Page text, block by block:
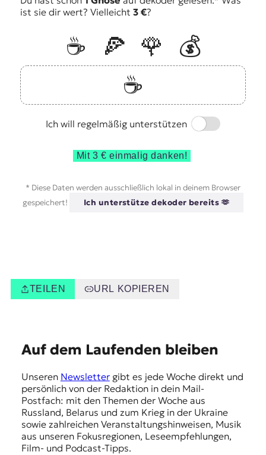
ist sie dir wert? Vielleicht 3 €?
☕️ 🍕 🌹
💰
☕️
Ich will regelmäßig unterstützen
Switch
Mit 3 € einmalig danken!
* Diese Daten werden ausschließlich lokal in deinem Browser
gespeichert!
Ich unterstütze dekoder bereits 🫶
TEILEN URL KOPIEREN
Auf dem Laufenden bleiben
Unseren Newslettergibt es jede Woche direkt und
persönlich von der Redaktion in dein Mail-
Postfach: mit den Themen der Woche aus
Russland, Belarus und zum Krieg in der Ukraine
sowie zahlreichen Veranstaltungshinweisen, Musik
aus unseren Fokusregionen, Leseempfehlungen,
Film- und Podcast-Tipps.